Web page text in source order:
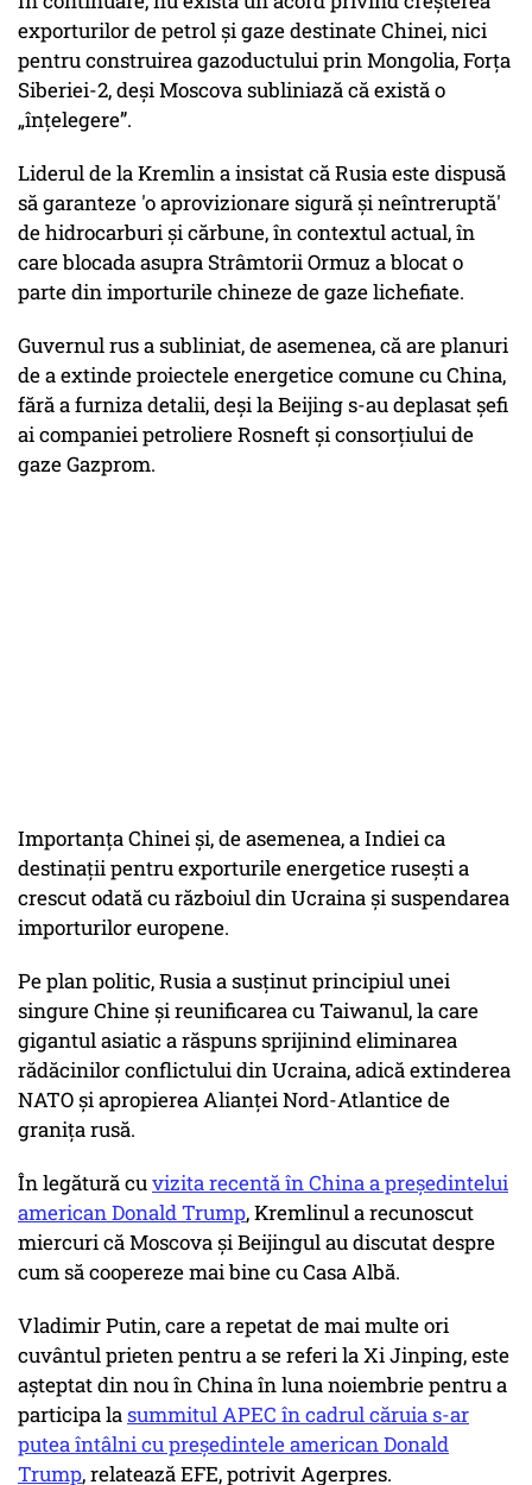
exporturilor de petrol și gaze destinate Chinei, nici
pentru construirea gazoductului prin Mongolia, Forța
Siberiei-2, deși Moscova subliniază că există o
„înțelegere”.
Liderul de la Kremlin a insistat că Rusia este dispusă
să garanteze 'o aprovizionare sigură și neîntreruptă'
de hidrocarburi și cărbune, în contextul actual, în
care blocada asupra Strâmtorii Ormuz a blocat o
parte din importurile chineze de gaze lichefiate.
Guvernul rus a subliniat, de asemenea, că are planuri
de a extinde proiectele energetice comune cu China,
fără a furniza detalii, deși la Beijing s-au deplasat șefi
ai companiei petroliere Rosneft și consorțiului de
gaze Gazprom.
Importanța Chinei și, de asemenea, a Indiei ca
destinații pentru exporturile energetice rusești a
crescut odată cu războiul din Ucraina și suspendarea
importurilor europene.
Pe plan politic, Rusia a susținut principiul unei
singure Chine și reunificarea cu Taiwanul, la care
gigantul asiatic a răspuns sprijinind eliminarea
rădăcinilor conflictului din Ucraina, adică extinderea
NATO și apropierea Alianței Nord-Atlantice de
granița rusă.
În legătură cuvizita recentă în China a președintelui
american Donald Trump, Kremlinul a recunoscut
miercuri că Moscova și Beijingul au discutat despre
cum să coopereze mai bine cu Casa Albă.
Vladimir Putin, care a repetat de mai multe ori
cuvântul prieten pentru a se referi la Xi Jinping, este
așteptat din nou în China în luna noiembrie pentru a
participa lasummitul APEC în cadrul căruia s-ar
putea întâlni cu președintele american Donald
Trump, relatează EFE, potrivit Agerpres.